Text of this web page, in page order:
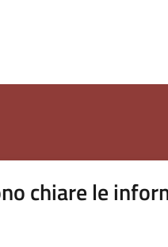
chiare le